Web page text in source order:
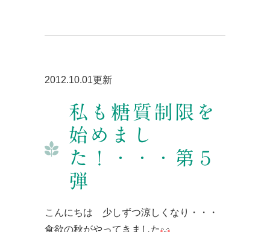
2012.10.01更新
私も糖質制限を
始めまし
た！・・・第５
弾
こんにちは 少しずつ涼しくなり・・・
食欲の秋がやってきました